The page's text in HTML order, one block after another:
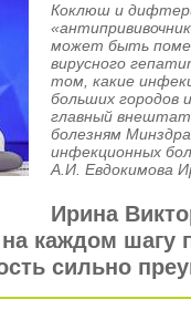
Коклюш и
может быть
вирусного
том, какие
больших городов
главный
болезням
инфекционных
А.И. Евдокимова
Ирина
каждом шагу
сильно